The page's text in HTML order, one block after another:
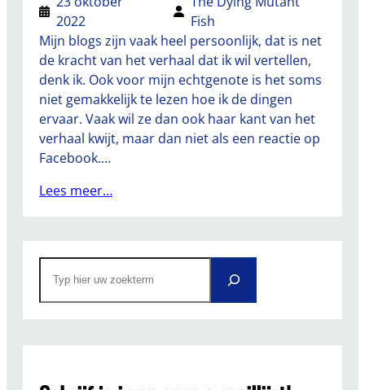
2022
Fish
Mijn blogs zijn vaak heel persoonlijk, dat is net
de kracht van het verhaal dat ik wil vertellen,
denk ik. Ook voor mijn echtgenote is het soms
niet gemakkelijk te lezen hoe ik de dingen
ervaar. Vaak wil ze dan ook haar kant van het
verhaal kwijt, maar dan niet als een reactie op
Facebook.…
Lees meer…
a
r
c